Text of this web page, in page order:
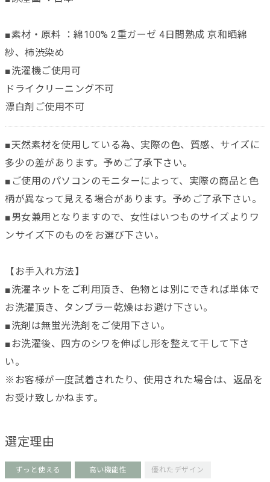
■素材・原料 ：綿100% 2重ガーゼ 4日間熟成 京和晒綿
紗、柿渋染め
■洗濯機ご使用可
ドライクリーニング不可
漂白剤ご使用不可
■天然素材を使用している為、実際の色、質感、サイズに
多少の差があります。予めご了承下さい。
■ご使用のパソコンのモニターによって、実際の商品と色
柄が異なって見える場合があります。予めご了承下さい。
■男女兼用となりますので、女性はいつものサイズよりワ
ンサイズ下のものをお選び下さい。
【お手入れ方法】
■洗濯ネットをご利用頂き、色物とは別にできれば単体で
お洗濯頂き、タンブラー乾燥はお避け下さい。
■洗剤は無蛍光洗剤をご使用下さい。
■お洗濯後、四方のシワを伸ばし形を整えて干して下さ
い。
※お客様が一度試着されたり、使用された場合は、返品を
お受け致しかねます。
選定理由
ずっと使える 高い機能性 優れたデザイン